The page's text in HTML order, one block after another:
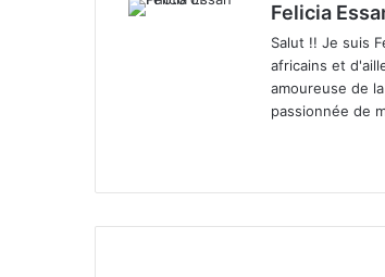
Felicia
Salut !! Je suis
africains et
amoureuse de
passionnée de
te